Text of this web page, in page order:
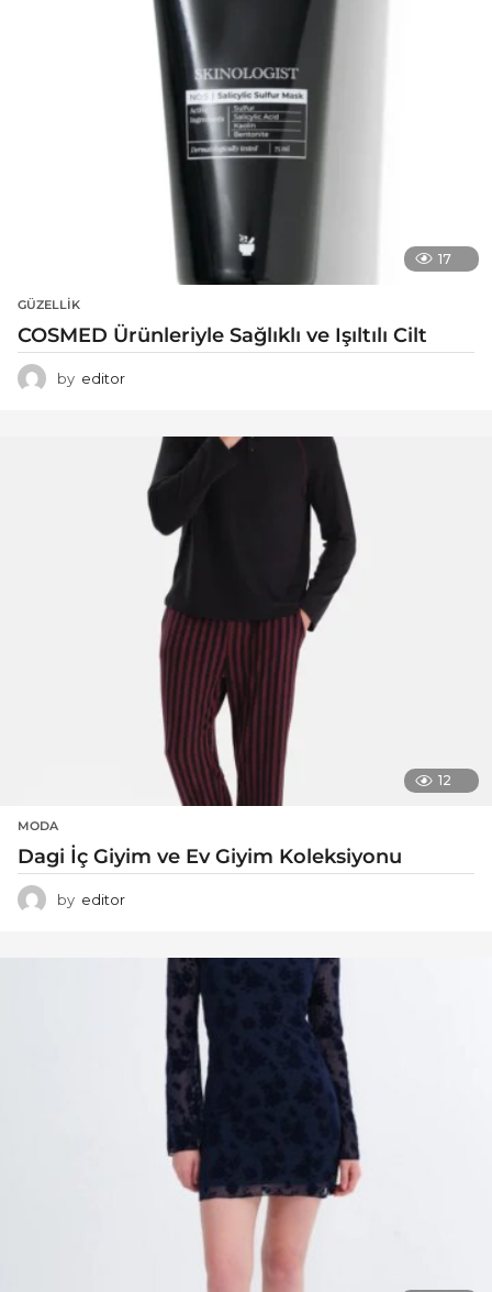
17
GÜZELLIK
COSMED Ürünleriyle Sağlıklı ve Işıltılı Cilt
by editor
12
MODA
Dagi İç Giyim ve Ev Giyim Koleksiyonu
by editor